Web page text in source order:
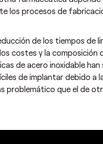
los procesos de
de los tiempos de
costes y la composición
de acero inoxidable han
de implantar debido a
problemático que el de